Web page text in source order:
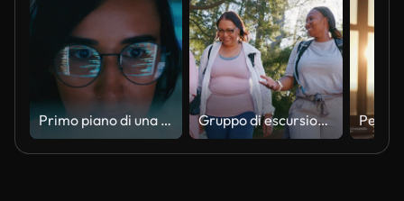
Primo piano di una programmatrice di computer femminile che lavora su complesse attività di sviluppo software nel suo ufficio di casa fino a tarda notte. Sviluppatore software, intelligenza artificiale e programmazione. Gruppo di escursioni nella natura, persone che parlano e ridono che camminano sul viaggio di fitness all'aperto, percorso di viaggio e chiacchierano in una conversazione divertente. Umorismo, barzelletta sul benessere o cardio con gli amici, trekking o dis